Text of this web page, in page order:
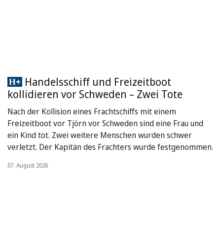
Handelsschiff und Freizeitboot
kollidieren vor Schweden – Zwei Tote
Nach der Kollision eines Frachtschiffs mit einem
Freizeitboot vor Tjörn vor Schweden sind eine Frau und
ein Kind tot. Zwei weitere Menschen wurden schwer
verletzt. Der Kapitän des Frachters wurde festgenommen.
07. August 2026